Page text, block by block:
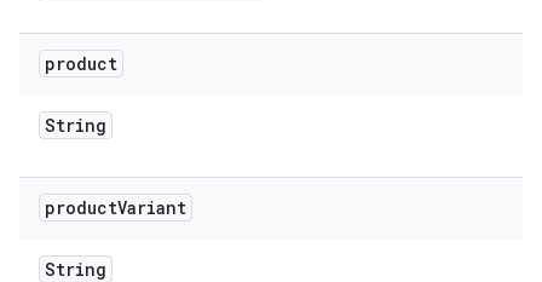
product
String
productVariant
String